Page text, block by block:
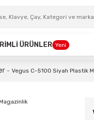
ÜRÜNLER Yeni
Vegus C-5100 Siyah Plastik